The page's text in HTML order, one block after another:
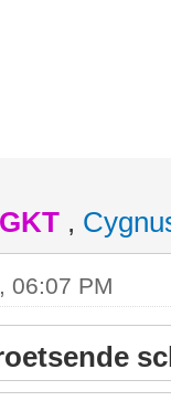
,
06:07 PM